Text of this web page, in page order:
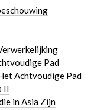
Pad
Achtvoudige Pad
II
in Asia Zijn